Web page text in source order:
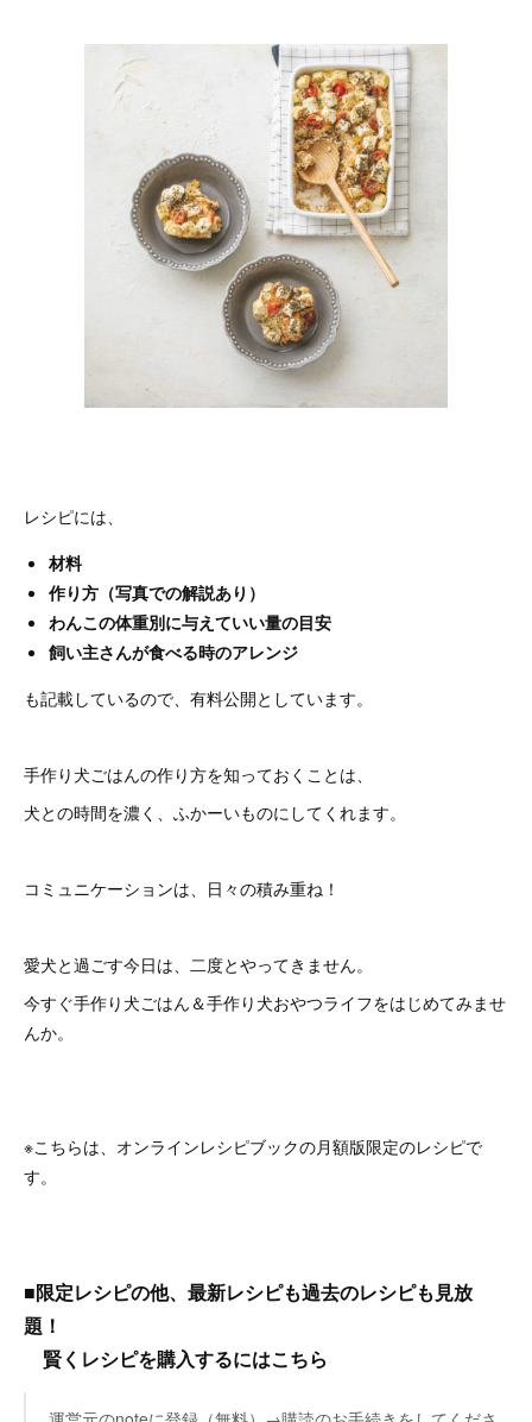
レシピには、
材料
作り方（写真での解説あり）
わんこの体重別に与えていい量の目安
飼い主さんが食べる時のアレンジ
も記載しているので、有料公開としています。
手作り犬ごはんの作り方を知っておくことは、
犬との時間を濃く、ふかーいものにしてくれます。
コミュニケーションは、日々の積み重ね！
愛犬と過ごす今日は、二度とやってきません。
今すぐ手作り犬ごはん＆手作り犬おやつライフをはじめてみませ
んか。
※こちらは、オンラインレシピブックの月額版限定のレシピで
す。
■限定レシピの他、最新レシピも過去のレシピも見放
題！
賢くレシピを購入するにはこちら